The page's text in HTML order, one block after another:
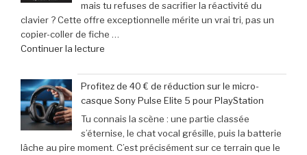
incontournable
des
nouveautés
pas
manquer
en
juin
2026 »
mais tu refuses de sacrifier la réactivité du
clavier ? Cette offre exceptionnelle mérite un vrai tri, pas un
copier-coller de fiche …
Continuer la lecture
exceptionnelle
:
le
clavier
Corsair
K70
Profitez de 40 € de réduction sur le micro-
casque Sony Pulse Elite 5 pour PlayStation
Tu connais la scène : une partie classée
s’éternise, le chat vocal grésille, puis la batterie
lâche au pire moment. C’est précisément sur ce terrain que le